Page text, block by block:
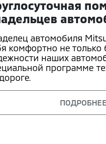
автомобиля
комфортно не только
наших
программе